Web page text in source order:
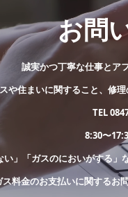
お問
誠実かつ丁寧な仕事とア
や住まいに関すること、修
TEL
8:30〜
」「ガスのにおいがする」
料金のお支払いに関するお